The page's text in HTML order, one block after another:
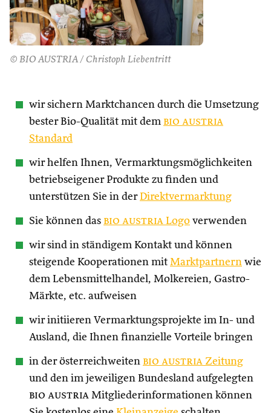
© BIO AUSTRIA / Christoph Liebentritt
wir sichern Marktchancen durch die Umsetzung
bester Bio-Qualität mit dem bio austria
Standard
wir helfen Ihnen, Vermarktungsmöglichkeiten
betriebseigener Produkte zu finden und
unterstützen Sie in derDirektvermarktung
Sie können das bio austria Logo verwenden
wir sind in ständigem Kontakt und können
steigende Kooperationen mit Marktpartnern wie
dem Lebensmittelhandel, Molkereien, Gastro-
Märkte, etc. aufweisen
wir initiieren Vermarktungsprojekte im In- und
Ausland, die Ihnen finanzielle Vorteile bringen
in der österreichweiten bio austria Zeitung
und den im jeweiligen Bundesland aufgelegten
bio austria Mitgliederinformationen können